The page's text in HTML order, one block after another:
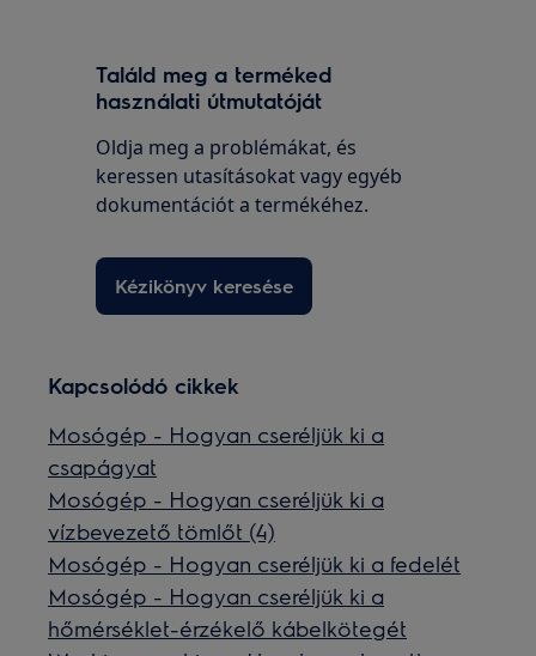
Találd meg a terméked
használati útmutatóját
Oldja meg a problémákat, és
keressen utasításokat vagy egyéb
dokumentációt a termékéhez.
Kézikönyv keresése
Kapcsolódó cikkek
Mosógép - Hogyan cseréljük ki a
csapágyat
Mosógép - Hogyan cseréljük ki a
vízbevezető tömlőt (4)
Mosógép - Hogyan cseréljük ki a fedelét
Mosógép - Hogyan cseréljük ki a
hőmérséklet-érzékelő kábelkötegét